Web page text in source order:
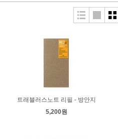
트래블러스노트 리필 - 방안지
5,200원